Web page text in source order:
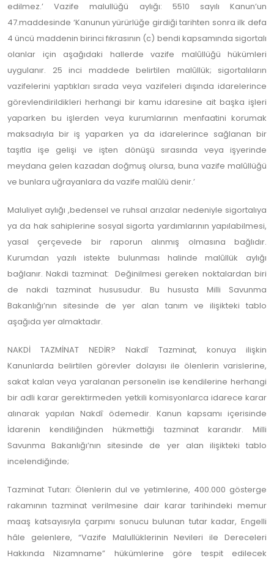
edilmez.’ Vazife malullüğü aylığı: 5510 sayılı Kanun’un
47.maddesinde ‘Kanunun yürürlüğe girdiği tarihten sonra ilk defa
4 üncü maddenin birinci fıkrasının (c) bendi kapsamında sigortalı
olanlar için aşağıdaki hallerde vazife malûllüğü hükümleri
uygulanır. 25 inci maddede belirtilen malûllük; sigortalıların
vazifelerini yaptıkları sırada veya vazifeleri dışında idarelerince
görevlendirildikleri herhangi bir kamu idaresine ait başka işleri
yaparken bu işlerden veya kurumlarının menfaatini korumak
maksadıyla bir iş yaparken ya da idarelerince sağlanan bir
taşıtla işe gelişi ve işten dönüşü sırasında veya işyerinde
meydana gelen kazadan doğmuş olursa, buna vazife malûllüğü
ve bunlara uğrayanlara da vazife malûlü denir.’
Maluliyet aylığı ,bedensel ve ruhsal arızalar nedeniyle sigortalıya
ya da hak sahiplerine sosyal sigorta yardımlarının yapılabilmesi,
yasal çerçevede bir raporun alınmış olmasına bağlıdır.
Kurumdan yazılı istekte bulunması halinde malûllük aylığı
bağlanır. Nakdi tazminat: Değinilmesi gereken noktalardan biri
de nakdi tazminat hususudur. Bu hususta Milli Savunma
Bakanlığı’nın sitesinde de yer alan tanım ve ilişikteki tablo
aşağıda yer almaktadır.
NAKDİ TAZMİNAT NEDİR? Nakdî Tazminat, konuya ilişkin
Kanunlarda belirtilen görevler dolayısı ile ölenlerin varislerine,
sakat kalan veya yaralanan personelin ise kendilerine herhangi
bir adli karar gerektirmeden yetkili komisyonlarca idarece karar
alınarak yapılan Nakdî ödemedir. Kanun kapsamı içerisinde
İdarenin kendiliğinden hükmettiği tazminat kararıdır. Milli
Savunma Bakanlığı’nın sitesinde de yer alan ilişikteki tablo
incelendiğinde;
Tazminat Tutarı: Ölenlerin dul ve yetimlerine, 400.000 gösterge
rakamının tazminat verilmesine dair karar tarihindeki memur
maaş katsayısıyla çarpımı sonucu bulunan tutar kadar, Engelli
hâle gelenlere, “Vazife Malullüklerinin Nevileri ile Dereceleri
Hakkında Nizamname” hükümlerine göre tespit edilecek